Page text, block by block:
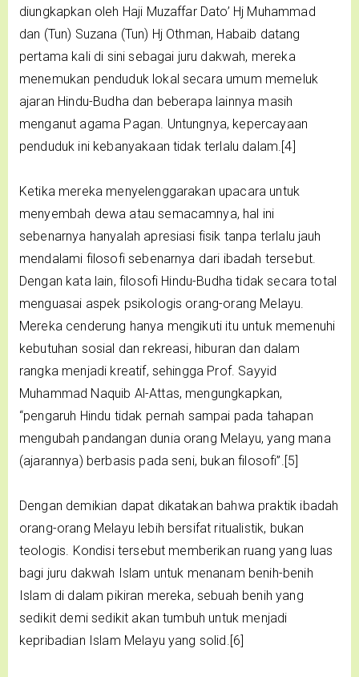
diungkapkan oleh Haji Muzaffar Dato’ Hj Muhammad
dan (Tun) Suzana (Tun) Hj Othman, Habaib datang
pertama kali di sini sebagai juru dakwah, mereka
menemukan penduduk lokal secara umum memeluk
ajaran Hindu-Budha dan beberapa lainnya masih
menganut agama Pagan. Untungnya, kepercayaan
penduduk ini kebanyakaan tidak terlalu dalam.[4]
Ketika mereka menyelenggarakan upacara untuk
menyembah dewa atau semacamnya, hal ini
sebenarnya hanyalah apresiasi fisik tanpa terlalu jauh
mendalami filosofi sebenarnya dari ibadah tersebut.
Dengan kata lain, filosofi Hindu-Budha tidak secara total
menguasai aspek psikologis orang-orang Melayu.
Mereka cenderung hanya mengikuti itu untuk memenuhi
kebutuhan sosial dan rekreasi, hiburan dan dalam
rangka menjadi kreatif, sehingga Prof. Sayyid
Muhammad Naquib Al-Attas, mengungkapkan,
“pengaruh Hindu tidak pernah sampai pada tahapan
mengubah pandangan dunia orang Melayu, yang mana
(ajarannya) berbasis pada seni, bukan filosofi”.[5]
Dengan demikian dapat dikatakan bahwa praktik ibadah
orang-orang Melayu lebih bersifat ritualistik, bukan
teologis. Kondisi tersebut memberikan ruang yang luas
bagi juru dakwah Islam untuk menanam benih-benih
Islam di dalam pikiran mereka, sebuah benih yang
sedikit demi sedikit akan tumbuh untuk menjadi
kepribadian Islam Melayu yang solid.[6]